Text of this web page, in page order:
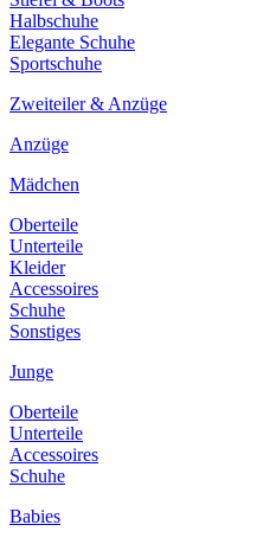
Halbschuhe
Elegante Schuhe
Sportschuhe
Zweiteiler & Anzüge
Anzüge
Mädchen
Oberteile
Unterteile
Kleider
Accessoires
Schuhe
Sonstiges
Junge
Oberteile
Unterteile
Accessoires
Schuhe
Babies